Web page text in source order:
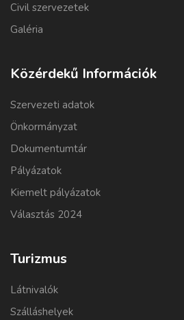
Civil szervezetek
Galéria
Közérdekű Információk
Szervezeti adatok
Önkormányzat
Dokumentumtár
Pályázatok
Kiemelt pályázatok
Választás 2024
Turizmus
Látnivalók
Szálláshelyek